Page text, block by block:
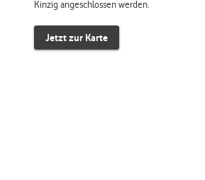
Kinzig angeschlossen werden.
Jetzt zur Karte